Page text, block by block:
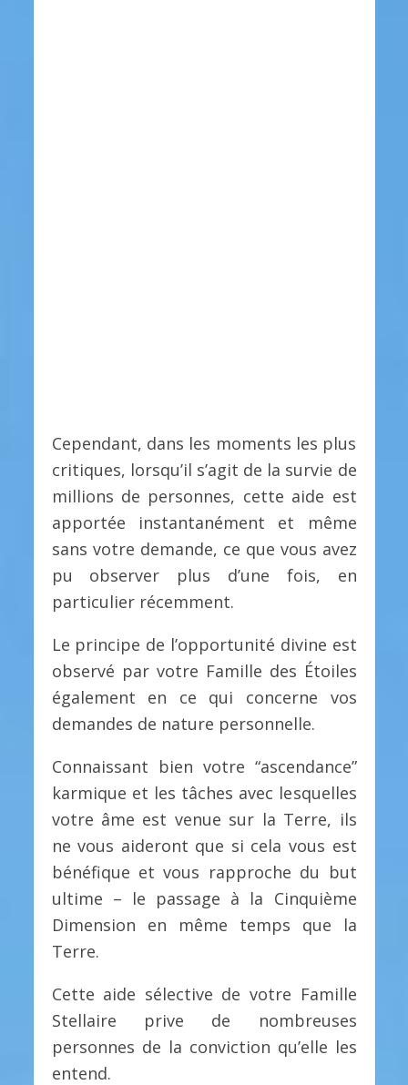
Cependant, dans les moments les plus
critiques, lorsqu’il s’agit de la survie de
millions de personnes, cette aide est
apportée instantanément et même
sans votre demande, ce que vous avez
pu observer plus d’une fois, en
particulier récemment.
Le principe de l’opportunité divine est
observé par votre Famille des Étoiles
également en ce qui concerne vos
demandes de nature personnelle.
Connaissant bien votre “ascendance”
karmique et les tâches avec lesquelles
votre âme est venue sur la Terre, ils
ne vous aideront que si cela vous est
bénéfique et vous rapproche du but
ultime – le passage à la Cinquième
Dimension en même temps que la
Terre.
Cette aide sélective de votre Famille
Stellaire prive de nombreuses
personnes de la conviction qu’elle les
entend.